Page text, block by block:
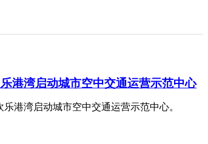
港湾启动城市空中交通运营示范中心
港湾启动城市空中交通运营示范中心。